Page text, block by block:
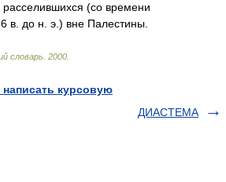
расселившихся (со времени
в. до н. э.) вне Палестины.
словарь 2000
курсовую
ДИАСТЕМА